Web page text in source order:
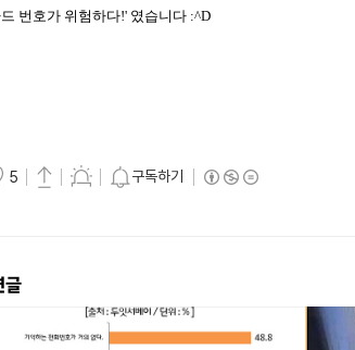
번호가 위험하다!' 였습니다 :^D
5 구독하기
글